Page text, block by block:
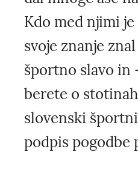
Kdo med njimi
svoje znanje
športno slavo in
berete o
slovenski
podpis pogodbe